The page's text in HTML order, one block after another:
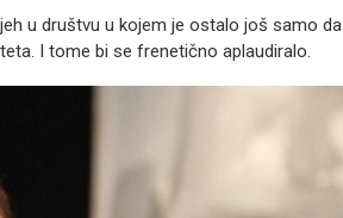
u društvu u kojem je ostalo još samo da
I tome bi se frenetično aplaudiralo.